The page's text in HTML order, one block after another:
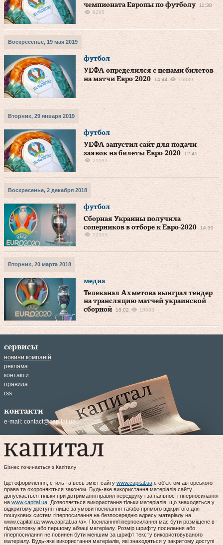
чемпионата Европы по футболу
11:38
9285
Воскресенье, 19 мая 2019
футбол
УЕФА определился с ценами билетов
на матчи Евро-2020
14:44 16839
Вторник, 29 января 2019
футбол
УЕФА запустил сайт для подачи
заявок на билеты Евро-2020
12:45
21092
Воскресенье, 2 декабря 2018
футбол
Сборная Украины получила
соперников в отборе к Евро-2020
14:30
22305
Вторник, 20 марта 2018
медиа
Телеканал Ахметова выиграл тендер
на трансляцию матчей украинской
сборной
18:02 10033
сервисы
новини компаній
реклама
контакти
правила
rss
контакти
e-mail: contact@capital.ua
Бізнес починається з Капіталу
Ідеї оформлення, стиль та весь зміст сайту www.capital.ua є об'єктом авторського
права та охороняються законом. Будь-яке використання матеріалів сайту
допускається тільки при дотриманні правил передруку і за наявності гіперпосилання
на www.capital.ua . Дозволяється використання тільки матеріалів, що знаходяться у
відкритому доступі і лише за умови посилання та/або прямого відкритого для
пошукових систем гіперпосилання на безпосередню адресу матеріалу на
www.capital.ua www.capital.ua /a>. Посилання/гіперпосилання має бути розміщене в
підзаголовку або першому абзаці матеріалу. Розмір шрифту посилання або
гіперпосилання не повинен бути меншим за шрифт тексту використовуваного
матеріалу. Будь-яке використання матеріалів, які знаходяться у закритому доступі